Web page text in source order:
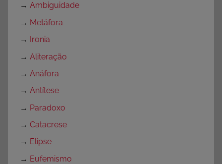
→ Ambiguidade
→ Metáfora
→
Ironia
→ Aliteração
→ Anáfora
→ Antítese
→ Paradoxo
→ Catacrese
→ Elipse
→ Eufemismo